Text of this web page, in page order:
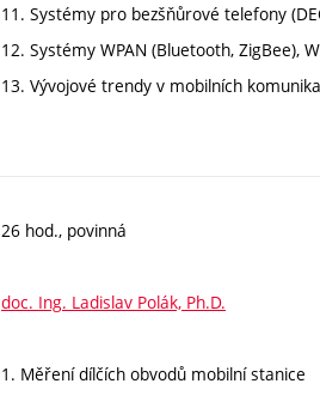
11. Systémy pro bezšňůrové telefony
12. Systémy WPAN (Bluetooth, ZigBee),
13. Vývojové trendy v mobilních
26 hod., povinná
doc. Ing. Ladislav Polák, Ph.D.
1. Měření dílčích obvodů mobilní stanice